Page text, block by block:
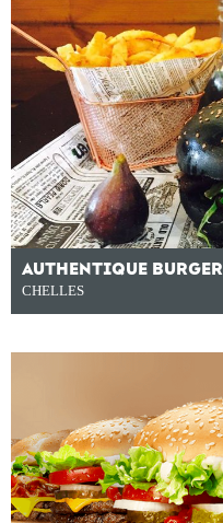
AUTHENTIQUE BURGER
CHELLES